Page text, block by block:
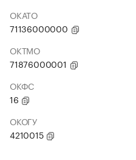
ОКАТО
71136000000
ОКТМО
71876000001
ОКФС
16
ОКОГУ
4210015